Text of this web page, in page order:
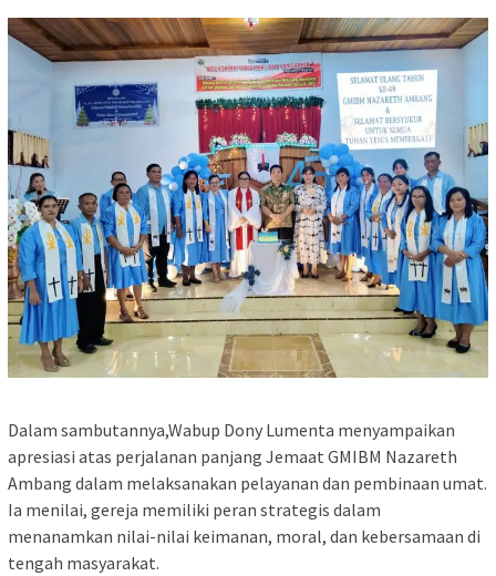
Dalam sambutannya,Wabup Dony Lumenta menyampaikan
apresiasi atas perjalanan panjang Jemaat GMIBM Nazareth
Ambang dalam melaksanakan pelayanan dan pembinaan umat.
Ia menilai, gereja memiliki peran strategis dalam
menanamkan nilai-nilai keimanan, moral, dan kebersamaan di
tengah masyarakat.